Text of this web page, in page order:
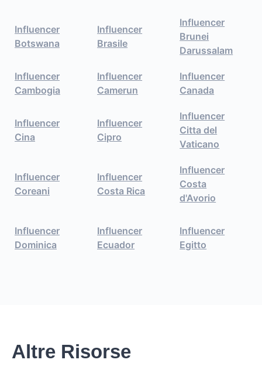
Influencer
Botswana
Influencer
Brasile
Influencer
Brunei
Darussalam
Influencer
Cambogia
Influencer
Camerun
Influencer
Canada
Influencer
Cina
Influencer
Cipro
Influencer
Citta del
Vaticano
Influencer
Coreani
Influencer
Costa Rica
Influencer
Costa
d'Avorio
Influencer
Dominica
Influencer
Ecuador
Influencer
Egitto
Altre Risorse